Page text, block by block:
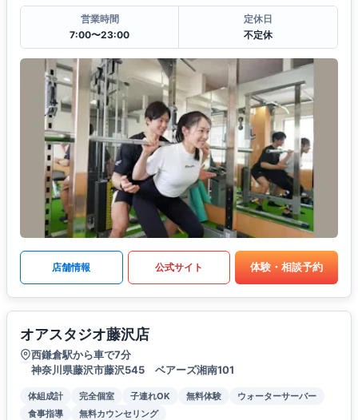
営業時間
7:00〜23:00
定休日
不定休
店舗情報 公式サイト 体験・相談予約
オアスタジオ藤沢店
西鎌倉駅から車で7分
神奈川県藤沢市藤沢545 ベアーズ湘南101
体組成計 完全個室 子連れOK 無料体験
ウォーターサーバー
食事指導
無料カウンセリング